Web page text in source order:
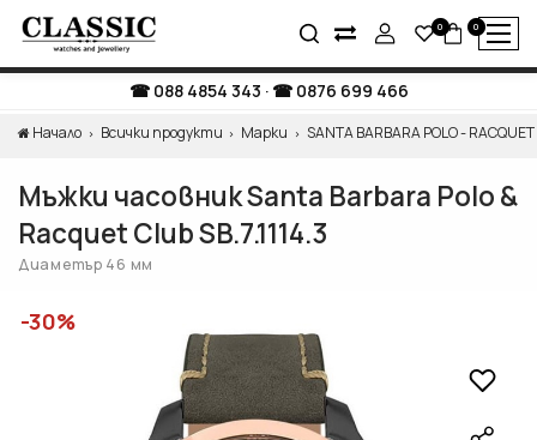
0 0
088 4854 343 · 0876 699 466
Начало Всички продукти Марки SANTA BARBARA POLO -
Мъжки часовник Santa Barbara Polo &
Racquet Club SB.7.1114.3
Диаметър 46 мм
-30%